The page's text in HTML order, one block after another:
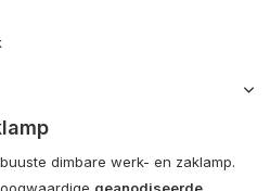
dimbare werk- en zaklamp.